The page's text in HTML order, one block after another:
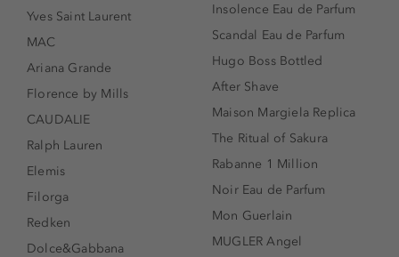
Yves Saint Laurent
MAC
Ariana Grande
Florence by Mills
CAUDALIE
Ralph Lauren
Elemis
Filorga
Redken
Dolce&Gabbana
Insolence Eau de Parfum
Scandal Eau de Parfum
Hugo Boss Bottled
After Shave
Maison Margiela Replica
The Ritual of Sakura
Rabanne 1 Million
Noir Eau de Parfum
Mon Guerlain
MUGLER Angel